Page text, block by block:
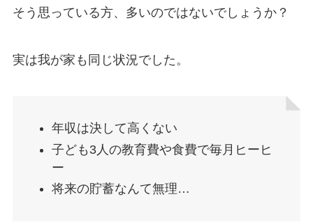
そう思っている方、多いのではないでしょうか？
実は我が家も同じ状況でした。
年収は決して高くない
子ども3人の教育費や食費で毎月ヒーヒ
ー
将来の貯蓄なんて無理…